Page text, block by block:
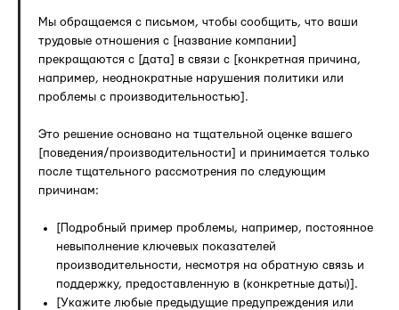
Мы обращаемся с письмом, чтобы сообщить, что ваши
трудовые отношения с [название компании]
прекращаются с [дата] в связи с [конкретная причина,
например, неоднократные нарушения политики или
проблемы с производительностью].
Это решение основано на тщательной оценке вашего
[поведения/производительности] и принимается только
после тщательного рассмотрения по следующим
причинам:
[Подробный пример проблемы, например, постоянное
невыполнение ключевых показателей
производительности, несмотря на обратную связь и
поддержку, предоставленную в (конкретные даты)].
[Укажите любые предыдущие предупреждения или